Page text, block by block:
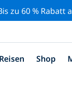
zu 60 % Rabatt
Reisen Shop